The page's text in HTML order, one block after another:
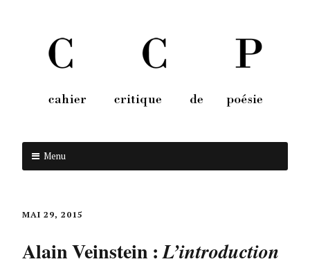
Menu
MAI 29, 2015
Alain Veinstein :L’introduction